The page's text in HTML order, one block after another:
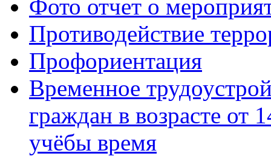
Фото отчет о
Противодействие
Профориентация
Временное
граждан в возрасте от
учёбы время